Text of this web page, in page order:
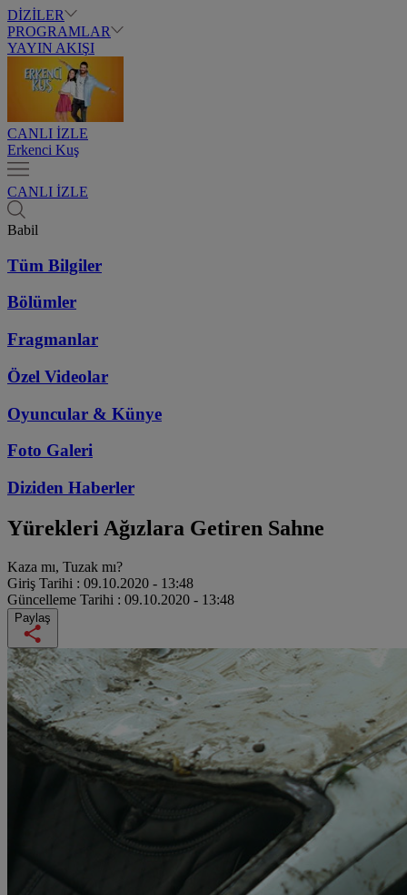
DİZİLER
PROGRAMLAR
YAYIN AKIŞI
CANLI İZLE
Erkenci Kuş
CANLI İZLE
Babil
Tüm Bilgiler
Bölümler
Fragmanlar
Özel Videolar
Oyuncular & Künye
Foto Galeri
Diziden Haberler
Yürekleri Ağızlara Getiren Sahne
Kaza mı, Tuzak mı?
Giriş Tarihi : 09.10.2020 - 13:48
Güncelleme Tarihi : 09.10.2020 - 13:48
Paylaş